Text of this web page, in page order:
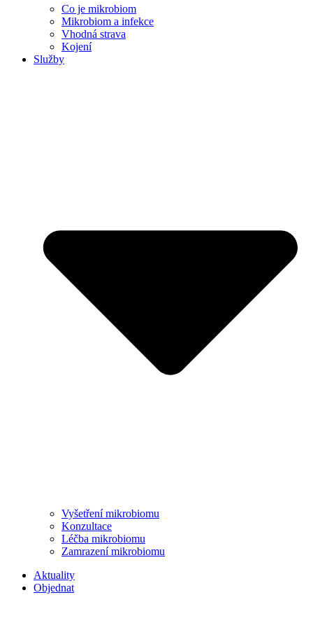
Co je mikrobiom
Mikrobiom a infekce
Vhodná strava
Kojení
Služby
Vyšetření mikrobiomu
Konzultace
Léčba mikrobiomu
Zamrazení mikrobiomu
Aktuality
Objednat